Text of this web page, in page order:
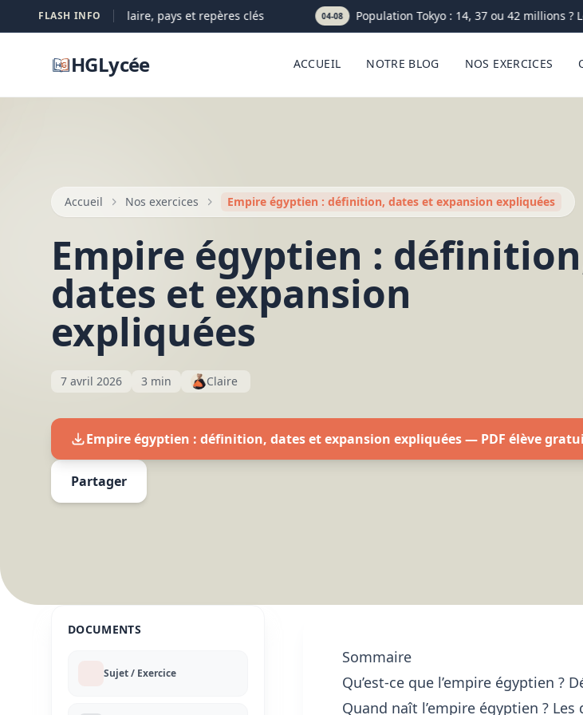
FLASH INFO
: définition claire, pays et repères clés 04-08 Population Tokyo : 14, 37 ou 42 millions ? Le
HGLycée ACCUEIL NOTRE BLOG NOS EXERCICES
Accueil Nos exercices Empire égyptien : définition, dates et expansion expliquées
Empire égyptien :
dates et expansion
expliquées
7 avril 2026 3 min Claire
Empire égyptien : définition, dates et expansion expliquées — PDF élève
Partager
DOCUMENTS
Sujet / Exercice
Sommaire
Qu’est-ce que l’empire égyptien
Quand naît l’empire égyptien ?